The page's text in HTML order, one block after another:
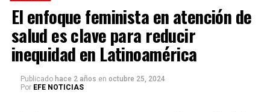
El enfoque feminista en atención de
salud es clave para reducir
inequidad en Latinoamérica
Publicado hace 2 años en octubre 25, 2024
Por EFE NOTICIAS